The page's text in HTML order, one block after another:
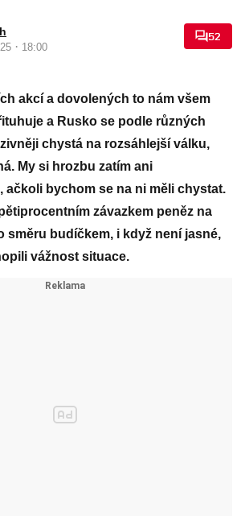
· 18:00
52
akcí a dovolených to nám všem
a Rusko se podle různých
chystá na rozsáhlejší válku,
My si hrozbu zatím ani
ačkoli bychom se na ni měli chystat.
závazkem peněz na
směru budíčkem, i když není jasné,
vážnost situace.